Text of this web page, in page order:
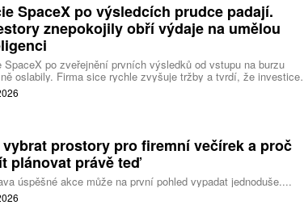
SpaceX po výsledcích prudce padají.
znepokojily obří výdaje na umělou
SpaceX po zveřejnění prvních výsledků od vstupu na burzu
oslabily. Firma sice rychle zvyšuje tržby a tvrdí, že investice
inteligence se vracejí mnohem rychleji než dříve, investoři ale
zda je tempo rekordních výdajů dlouhodobě udržitelné.
prostory pro firemní večírek a proč
plánovat právě teď
úspěšné akce může na první pohled vypadat jednoduše....